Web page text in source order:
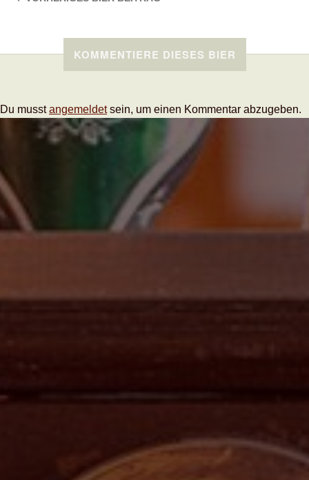
KOMMENTIERE DIESES BIER
Du musstangemeldetsein, um einen Kommentar abzugeben.